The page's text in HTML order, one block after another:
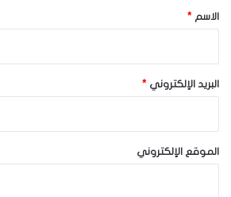
*الاسم *
البريد الإلكتروني *
الموقع الإلكتروني